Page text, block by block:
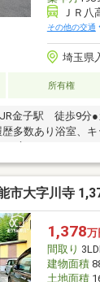
ＪＲ八
その他の交通
埼玉県
所有権
金子駅 徒歩9分●
多数あり浴室、キ
歩2分●金子中学
マート金子 徒歩
市大字川寺
1,378万
間取り
建物面積
土地面積